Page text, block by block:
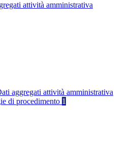
attività amministrativa
aggregati attività amministrativa
di procedimento 1